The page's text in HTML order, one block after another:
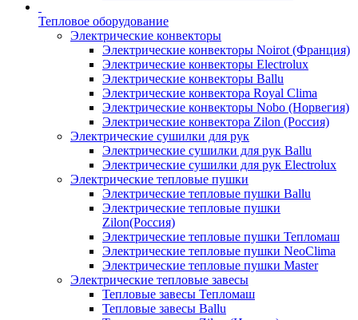
Тепловое оборудование
Электрические конвекторы
Электрические конвекторы Noirot (Франция)
Электрические конвекторы Electrolux
Электрические конвекторы Ballu
Электрические конвектора Royal Clima
Электрические конвекторы Nobo (Норвегия)
Электрические конвектора Zilon (Россия)
Электрические сушилки для рук
Электрические сушилки для рук Ballu
Электрические сушилки для рук Electrolux
Электрические тепловые пушки
Электрические тепловые пушки Ballu
Электрические тепловые пушки
Zilon(Россия)
Электрические тепловые пушки Тепломаш
Электрические тепловые пушки NeoClima
Электрические тепловые пушки Master
Электрические тепловые завесы
Тепловые завесы Тепломаш
Тепловые завесы Ballu